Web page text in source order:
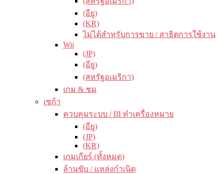
(อียู)
(KR)
ไม่ได้สำหรับการขาย / สาธิตการใช้งาน
Wii
(JP)
(อียู)
(สหรัฐอเมริกา)
เกม & ชม
เซก้า
ควบคุมระบบ / III ทำเครื่องหมาย
(อียู)
(JP)
(KR)
เกมเกียร์ (ทั้งหมด)
ล้านขับ / แหล่งกำเนิด